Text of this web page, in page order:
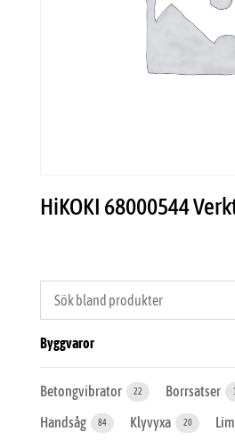
HiKOKI 68000544
Byggvaror
Betongvibrator 22 Borrsatser
Handsåg 84 Klyvyxa 20